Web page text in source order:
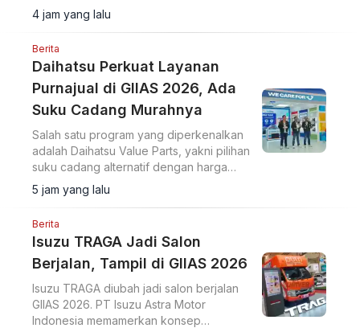
berlangsung.
4 jam yang lalu
Berita
Daihatsu Perkuat Layanan
Purnajual di GIIAS 2026, Ada
Suku Cadang Murahnya
Salah satu program yang diperkenalkan
adalah Daihatsu Value Parts, yakni pilihan
suku cadang alternatif dengan harga
lebih terjangkau.
5 jam yang lalu
Berita
Isuzu TRAGA Jadi Salon
Berjalan, Tampil di GIIAS 2026
Isuzu TRAGA diubah jadi salon berjalan
GIIAS 2026. PT Isuzu Astra Motor
Indonesia memamerkan konsep